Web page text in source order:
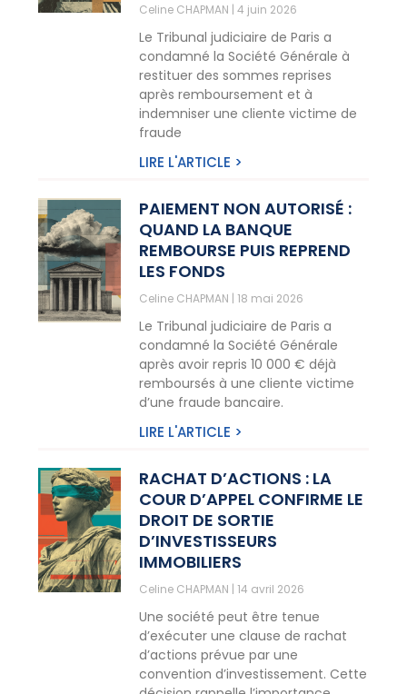
Celine CHAPMAN 4 juin 2026
Le Tribunal judiciaire de Paris a
condamné la Société Générale à
restituer des sommes reprises
après remboursement et à
indemniser une cliente victime de
fraude
LIRE L'ARTICLE >
PAIEMENT NON AUTORISÉ :
QUAND LA BANQUE
REMBOURSE PUIS REPREND
LES FONDS
Celine CHAPMAN 18 mai 2026
Le Tribunal judiciaire de Paris a
condamné la Société Générale
après avoir repris 10 000 € déjà
remboursés à une cliente victime
d’une fraude bancaire.
LIRE L'ARTICLE >
RACHAT D’ACTIONS : LA
COUR D’APPEL CONFIRME LE
DROIT DE SORTIE
D’INVESTISSEURS
IMMOBILIERS
Celine CHAPMAN 14 avril 2026
Une société peut être tenue
d’exécuter une clause de rachat
d’actions prévue par une
convention d’investissement. Cette